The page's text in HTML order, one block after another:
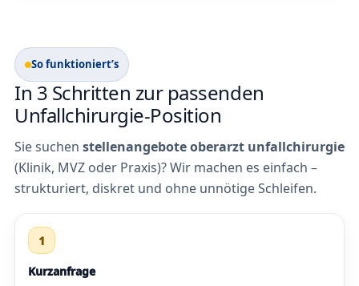
So funktioniert’s
In 3 Schritten zur passenden
Unfallchirurgie-Position
Sie suchen stellenangebote oberarzt unfallchirurgie
(Klinik, MVZ oder Praxis)? Wir machen es einfach –
strukturiert, diskret und ohne unnötige Schleifen.
1
Kurzanfrage